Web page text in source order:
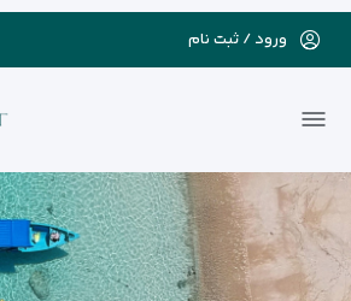
ورود / ثبت نام